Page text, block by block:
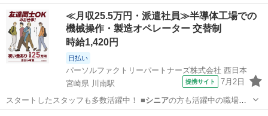
警備経験や…
埼玉 さいたま市 与野駅 警備員
サンエス警備保障株式会社
≪月収25.5万円・派遣社員≫半導体工場での
機械操作・製造オペレーター 交替制
時給1,420円
日払い
パーソルファクトリーパートナーズ株式会社 西日本
宮崎県 川南駅
提携サイト 7月2日
スタートしたスタッフも多数活躍中！ ■シニアの方も活躍中の職場で
す。 ■教育体制が…